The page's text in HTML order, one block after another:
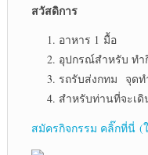
สวัสดิการ
อาหาร 1 มื้อ
อุปกรณ์สำหรับ ทำ
รถรับส่งกทม จุด
สำหรับท่านที่จะเดิ
สมัครกิจกรรม คลิ๊กที่นี่ (